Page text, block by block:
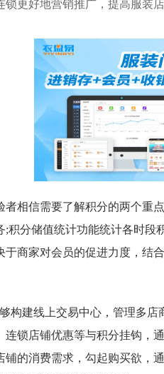
锁更好地营销推广，提高服装
信需要了解积分的两个重点
;积分储值统计功能统计各时
于商家对会员的促进力度，结
建线上交易中心，管理多店
连锁店铺优惠等与积分挂钩，
铺的消费需求，勾起购买欲，